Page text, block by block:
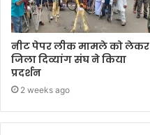
नीट पेपर लीक मामले को लेकर
जिला दिव्यांग संघ ने किया
प्रदर्शन
2 weeks ago